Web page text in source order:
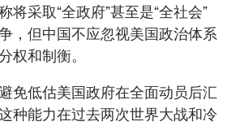
将采取“全政府”甚至是“全社会”
，但中国不应忽视美国政治体系
权和制衡。
免低估美国政府在全面动员后汇
种能力在过去两次世界大战和冷